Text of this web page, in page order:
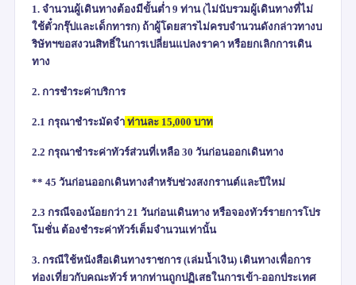
1. จำนวนผู้เดินทางต้องมีขั้นต่ำ 9 ท่าน (ไม่นับรวมผู้เดินทางที่ไม่
ใช้ตั๋วกรุ๊ปและเด็กทารก) ถ้าผู้โดยสารไม่ครบจำนวนดังกล่าวทางบ
ริษัทฯขอสงวนสิทธิ์ในการเปลี่ยนแปลงราคา หรือยกเลิกการเดิน
ทาง
2. การชำระค่าบริการ
2.1 กรุณาชำระมัดจำ ท่านละ 15,000 บาท
2.2 กรุณาชำระค่าทัวร์ส่วนที่เหลือ 30 วันก่อนออกเดินทาง
** 45 วันก่อนออกเดินทางสำหรับช่วงสงกรานต์และปีใหม่
2.3 กรณีจองน้อยกว่า 21 วันก่อนเดินทาง หรือจองทัวร์รายการโปร
โมชั่น ต้องชำระค่าทัวร์เต็มจำนวนเท่านั้น
3. กรณีใช้หนังสือเดินทางราชการ (เล่มน้ำเงิน) เดินทางเพื่อการ
ท่องเที่ยวกับคณะทัวร์ หากท่านถูกปฏิเสธในการเข้า-ออกประเทศ